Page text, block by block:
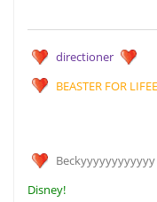
directioner
BEASTER FOR
Beckyyyyyyyyyyyy
Disney!